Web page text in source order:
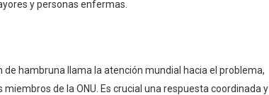
y personas enfermas.
de hambruna llama la atención mundial hacia el problema,
de la ONU. Es crucial una respuesta coordinada y